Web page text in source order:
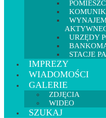
URZĘDY
STACJE
IMPREZY
WIADOMOŚCI
GALERIE
ZDJĘCIA
WIDEO
SZUKAJ